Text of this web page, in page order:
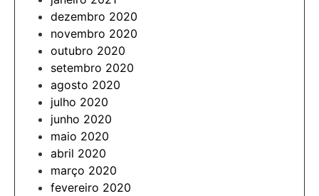
dezembro 2020
novembro 2020
outubro 2020
setembro 2020
agosto 2020
julho 2020
junho 2020
maio 2020
abril 2020
março 2020
fevereiro 2020